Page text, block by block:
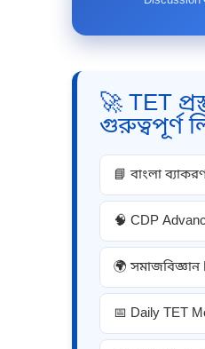
🚀 TET
গুরুত্বপূর্ণ
📘 বাংলা
🧠 CDP
🌍
📅 Daily TET